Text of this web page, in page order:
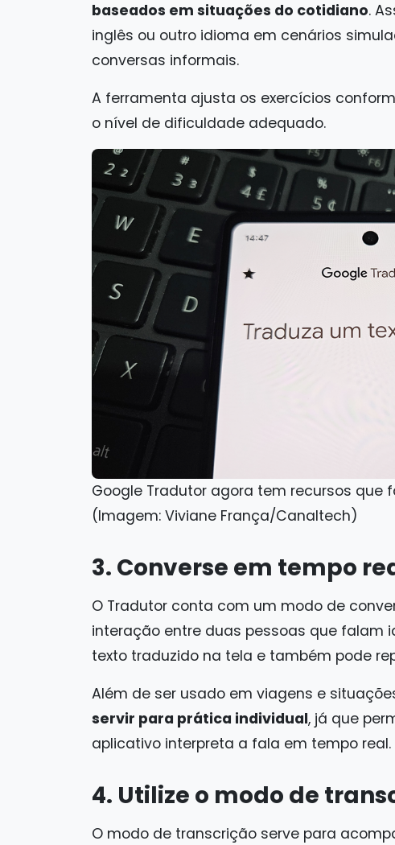
baseados em situações do cotidiano.
inglês ou outro idioma em cenários
conversas informais.
A ferramenta ajusta os exercícios
o nível de dificuldade adequado.
Google Tradutor agora tem recursos
(Imagem: Viviane França/Canaltech)
3. Converse em tempo
O Tradutor conta com um modo de
interação entre duas pessoas que falam
texto traduzido na tela e também pode
Além de ser usado em viagens e
servir para prática individual, já que
aplicativo interpreta a fala em tempo real.
4. Utilize o modo de
O modo de transcrição serve para